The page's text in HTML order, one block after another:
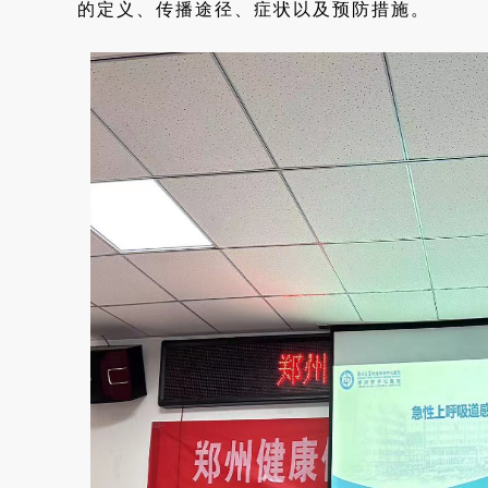
的定义、传播途径、症状以及预防措施。